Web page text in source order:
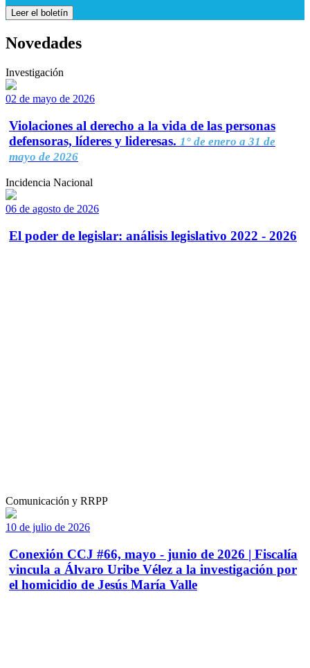
Leer el boletín
Novedades
Investigación
02 de mayo de 2026
Violaciones al derecho a la vida de las personas
defensoras, líderes y lideresas. 1° de enero a 31 de
mayo de 2026
Incidencia Nacional
06 de agosto de 2026
El poder de legislar: análisis legislativo 2022 - 2026
Comunicación y RRPP
10 de julio de 2026
Conexión CCJ #66, mayo - junio de 2026 | Fiscalía
vincula a Álvaro Uribe Vélez a la investigación por
el homicidio de Jesús María Valle